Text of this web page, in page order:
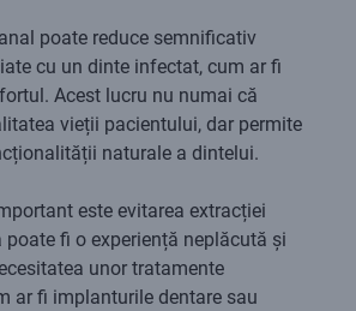
poate reduce semnificativ
cu un dinte infectat, cum ar fi
Acest lucru nu numai că
vieții pacientului, dar permite
naturale a dintelui.
este evitarea extracției
poate fi o experiență neplăcută și
unor tratamente
ar fi implanturile dentare sau